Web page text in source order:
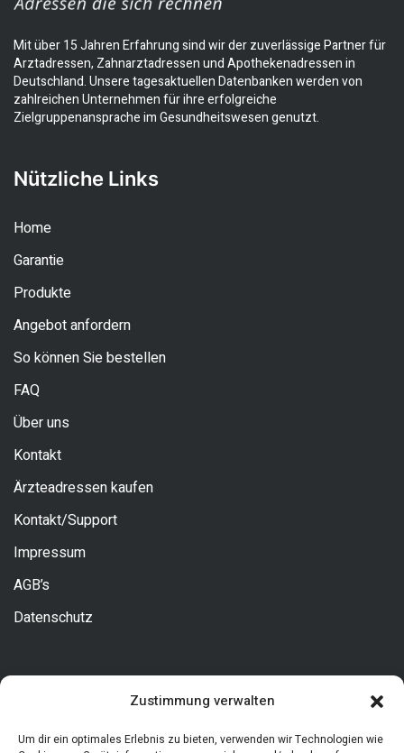
Zustimmung verwalten
Um dir ein optimales Erlebnis zu bieten, verwenden wir Technologien wie
Mit über 15 Jahren Erfahrung sind wir der zuverlässige Partner für
Arztadressen, Zahnarztadressen und Apothekenadressen in
Deutschland. Unsere tagesaktuellen Datenbanken werden von
zahlreichen Unternehmen für ihre erfolgreiche
Zielgruppenansprache im Gesundheitswesen genutzt.
Nützliche Links
Home
Garantie
Produkte
Angebot anfordern
So können Sie bestellen
FAQ
Über uns
Kontakt
Ärzteadressen kaufen
Kontakt/Support
Impressum
AGB’s
Datenschutz
Allgemeine Fragen